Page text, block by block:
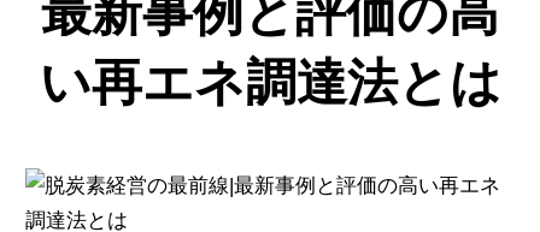
最新事例と評価の高
い再エネ調達法とは